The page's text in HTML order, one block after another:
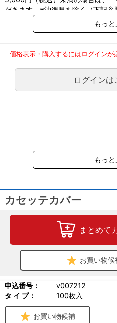
だきます。※沖縄県を除く（下記参
※2017年11月14日（火）より沖縄
回のご注文金額（税込）が、
ご了承のほどよろしくお願い致しま
弊社都合でお届けが２回以上に分
のみで新たな送料は発生しません。
大型商品送料が必要な商品をご注
負担頂きます。
受けます。
もっと
価格表示・購入するにはログインが
ログインは
もっと
カセッテカバー
まとめて
お買い物候
申込番号：
v007212
タ イ プ：
100枚入
お買い物候補